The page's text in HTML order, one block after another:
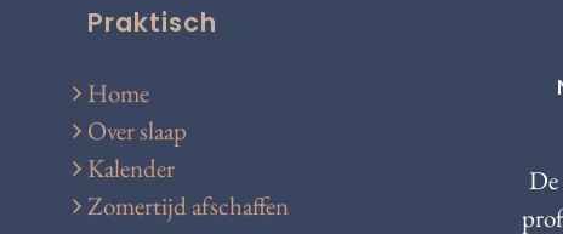
Praktisch
Home
Over slaap
Kalender
Zomertijd afschaffen
De